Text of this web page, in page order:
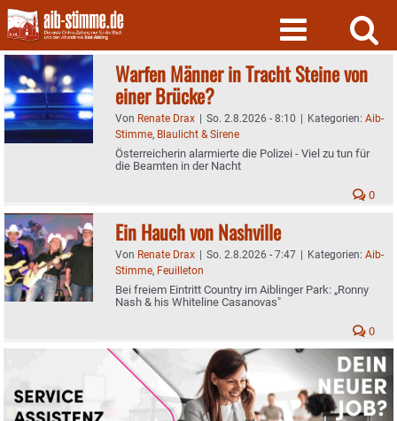
Skip
to
content
Warfen Männer in Tracht Steine von
einer Brücke?
Von Renate Drax | So. 2.8.2026 - 8:10 | Kategorien: Aib-
Stimme, Blaulicht & Sirene
Österreicherin alarmierte die Polizei - Viel zu tun für
die Beamten in der Nacht
0
Ein Hauch von Nashville
Von Renate Drax | So. 2.8.2026 - 7:47 | Kategorien: Aib-
Stimme, Feuilleton
Bei freiem Eintritt Country im Aiblinger Park: „Ronny
Nash & his Whiteline Casanovas"
0